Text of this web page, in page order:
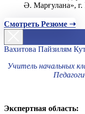
Ә. Марғулана», г.
Смотреть Резюме ➝
Вахитова Пайзилям
Учитель начальных
Экспертная область: